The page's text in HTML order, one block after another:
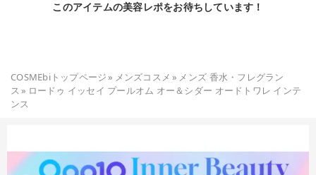
このアイテムの美容レポをお待ちしています！
COSMEbiトップページ» メンズコスメ » メンズ 香水・フレグラン
ス » ロードゥ イッセイ プールオム オー＆シダー オードトワレ インテ
ンス